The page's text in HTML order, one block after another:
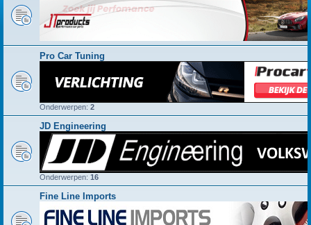
Pro Car Tuning
Onderwerpen: 2
JD Engineering
Onderwerpen: 16
Fine Line Imports